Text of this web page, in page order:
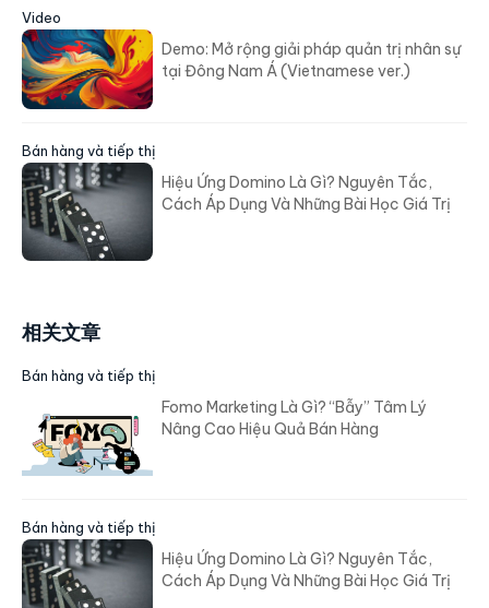
Video
Demo: Mở rộng giải pháp quản trị nhân sự
tại Đông Nam Á (Vietnamese ver.)
Bán hàng và tiếp thị
Hiệu Ứng Domino Là Gì? Nguyên Tắc,
Cách Áp Dụng Và Những Bài Học Giá Trị
相关文章
Bán hàng và tiếp thị
Fomo Marketing Là Gì? “Bẫy” Tâm Lý
Nâng Cao Hiệu Quả Bán Hàng
Bán hàng và tiếp thị
Hiệu Ứng Domino Là Gì? Nguyên Tắc,
Cách Áp Dụng Và Những Bài Học Giá Trị